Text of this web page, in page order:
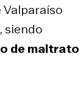
siendo
de maltrato